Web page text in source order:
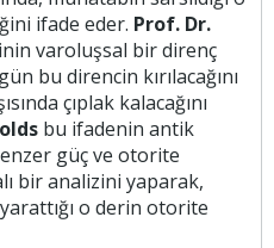
ifade eder. Prof. Dr.
varoluşsal bir direnç
bu direncin kırılacağını
çıplak kalacağını
bu ifadenin antik
güç ve otorite
bir analizini yaparak,
o derin otorite